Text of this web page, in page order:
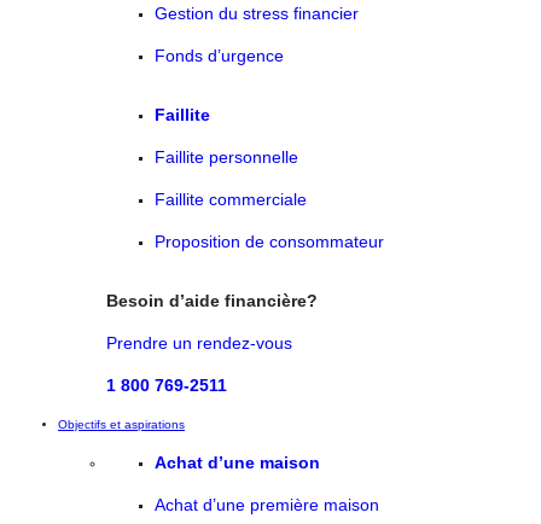
Gestion du stress financier
Fonds d’urgence
Faillite
Faillite personnelle
Faillite commerciale
Proposition de consommateur
Besoin d’aide financière?
Prendre un rendez-vous
1 800 769-2511
Objectifs et aspirations
Achat d’une maison
Achat d’une première maison